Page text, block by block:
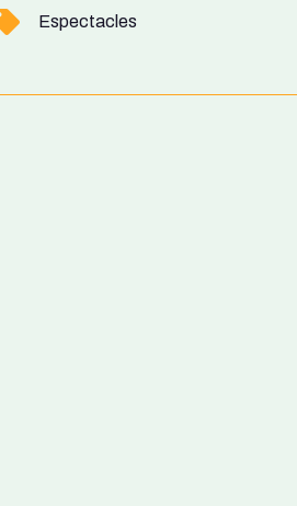
Espectacles